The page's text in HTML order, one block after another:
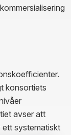
konsortiets
avser att
ett systematiskt